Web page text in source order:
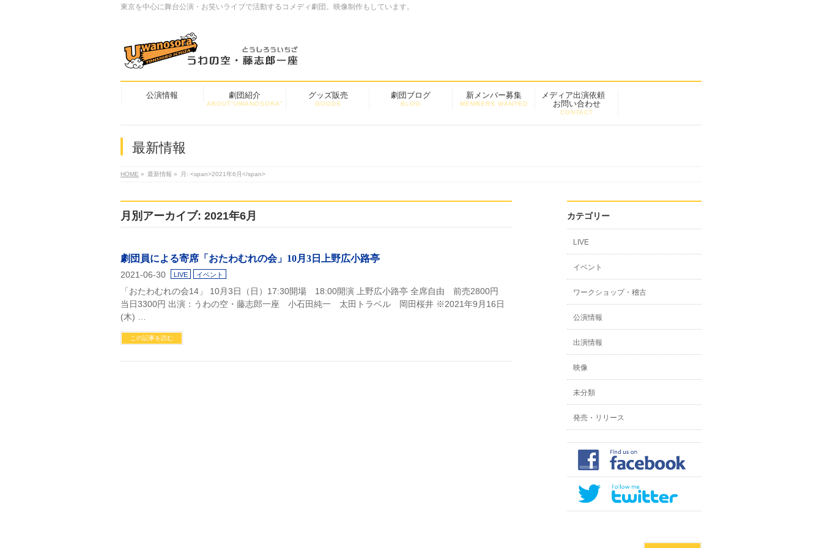
東京を中心に舞台公演・お笑いライブで活動するコメディ劇団。映像制作もしています。
公演情報 劇団紹介
ABOUT”UWANOSORA”
グッズ販売
GOODS
劇団ブログ
BLOG
新メンバー募集
MEMBERS WANTED
メディア出演依頼
お問い合わせ
CONTACT
最新情報
HOME » 最新情報 » 月: <span>2021年6月</span>
月別アーカイブ: 2021年6月
劇団員による寄席「おたわむれの会」10月3日上野広小路亭
2021-06-30 LIVE イベント
「おたわむれの会14」 10月3日（日）17:30開場 18:00開演 上野広小路亭 全席自由 前売2800円
当日3300円 出演：うわの空・藤志郎一座 小石田純一 太田トラベル 岡田桜井 ※2021年9月16日
(木) …
この記事を読む
カテゴリー
LIVE
イベント
ワークショップ・稽古
公演情報
出演情報
映像
未分類
発売・リリース